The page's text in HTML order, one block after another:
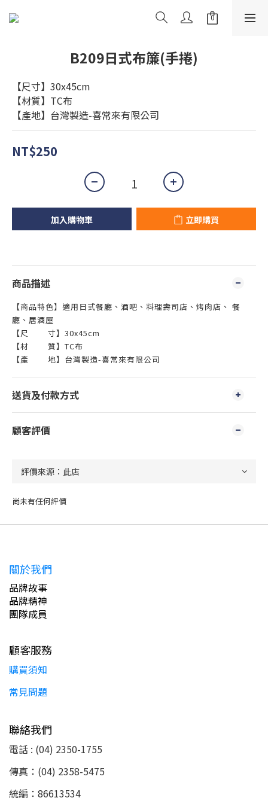
B209日式布簾(手捲)
【尺寸】30x45cm
【材質】TC布
【產地】台灣製造-喜常來有限公司
NT$250
加入購物車 立即購買
商品描述
【商品特色】適用日式餐廳、酒吧、料理壽司店、烤肉店、 餐
廳、居酒屋
【尺 寸】30x45cm
【材 質】TC布
【產 地】台灣製造-喜常來有限公司
送貨及付款方式
顧客評價
尚未有任何評價
關於我們
品牌故事
品牌精神
團隊成員
顧客服務
購買須知
常見問題
聯絡我們
電話 : (04) 2350-1755
傳真：(04) 2358-5475
統編：86613534